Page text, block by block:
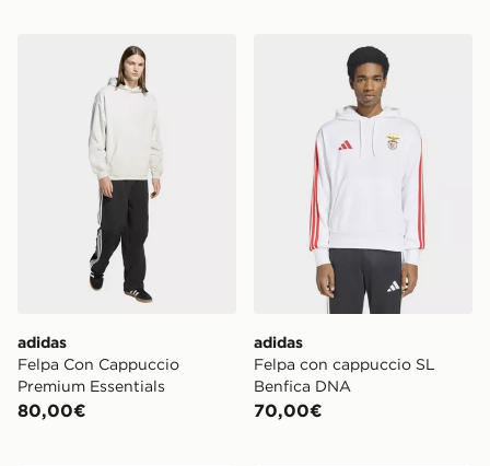
adidas Felpa Con Cappuccio Premium Essentials
adidas
Felpa Con Cappuccio
Premium Essentials
80,00€
adidas Felpa con
adidas
Felpa con cappuccio SL
Benfica DNA
70,00€